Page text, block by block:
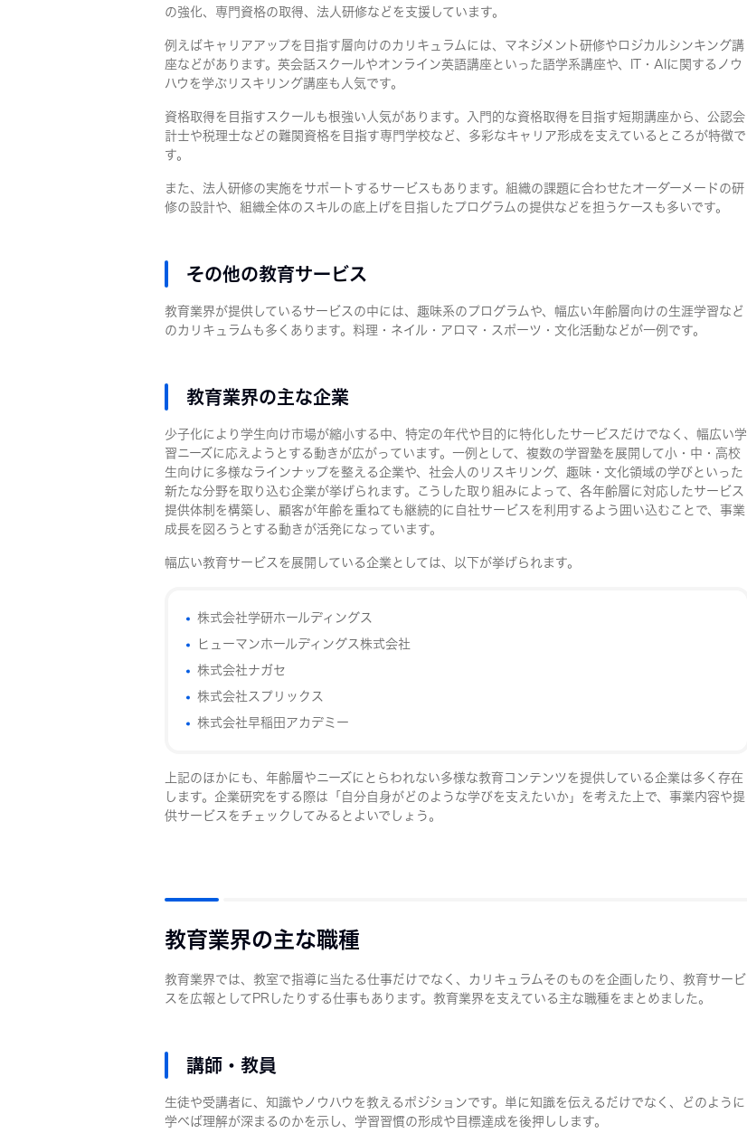
の強化、専門資格の取得、法人研修などを支援しています。
例えばキャリアアップを目指す層向けのカリキュラムには、マネジメント研修やロジカルシンキング講
座などがあります。英会話スクールやオンライン英語講座といった語学系講座や、IT・AIに関するノウ
ハウを学ぶリスキリング講座も人気です。
資格取得を目指すスクールも根強い人気があります。入門的な資格取得を目指す短期講座から、公認会
計士や税理士などの難関資格を目指す専門学校など、多彩なキャリア形成を支えているところが特徴で
す。
また、法人研修の実施をサポートするサービスもあります。組織の課題に合わせたオーダーメードの研
修の設計や、組織全体のスキルの底上げを目指したプログラムの提供などを担うケースも多いです。
その他の教育サービス
教育業界が提供しているサービスの中には、趣味系のプログラムや、幅広い年齢層向けの生涯学習など
のカリキュラムも多くあります。料理・ネイル・アロマ・スポーツ・文化活動などが一例です。
教育業界の主な企業
少子化により学生向け市場が縮小する中、特定の年代や目的に特化したサービスだけでなく、幅広い学
習ニーズに応えようとする動きが広がっています。一例として、複数の学習塾を展開して小・中・高校
生向けに多様なラインナップを整える企業や、社会人のリスキリング、趣味・文化領域の学びといった
新たな分野を取り込む企業が挙げられます。こうした取り組みによって、各年齢層に対応したサービス
提供体制を構築し、顧客が年齢を重ねても継続的に自社サービスを利用するよう囲い込むことで、事業
成長を図ろうとする動きが活発になっています。
幅広い教育サービスを展開している企業としては、以下が挙げられます。
株式会社学研ホールディングス
ヒューマンホールディングス株式会社
株式会社ナガセ
株式会社スプリックス
株式会社早稲田アカデミー
上記のほかにも、年齢層やニーズにとらわれない多様な教育コンテンツを提供している企業は多く存在
します。企業研究をする際は「自分自身がどのような学びを支えたいか」を考えた上で、事業内容や提
供サービスをチェックしてみるとよいでしょう。
教育業界の主な職種
教育業界では、教室で指導に当たる仕事だけでなく、カリキュラムそのものを企画したり、教育サービ
スを広報としてPRしたりする仕事もあります。教育業界を支えている主な職種をまとめました。
講師・教員
生徒や受講者に、知識やノウハウを教えるポジションです。単に知識を伝えるだけでなく、どのように
学べば理解が深まるのかを示し、学習習慣の形成や目標達成を後押しします。